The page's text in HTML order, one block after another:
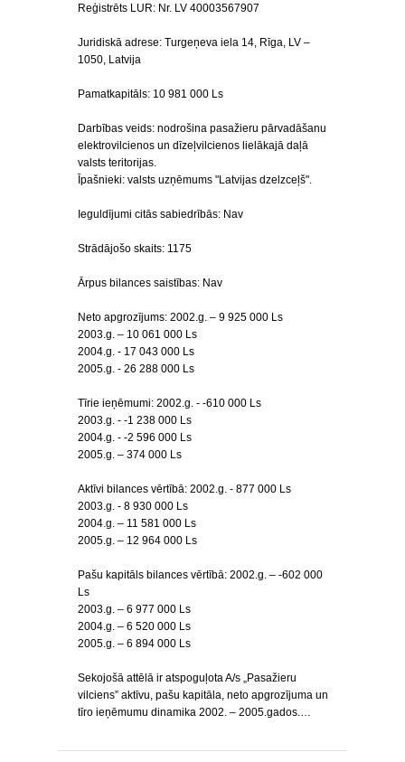
Reģistrēts LUR: Nr. LV 40003567907
Juridiskā adrese: Turgeņeva iela 14, Rīga, LV –
1050, Latvija
Pamatkapitāls: 10 981 000 Ls
Darbības veids: nodrošina pasažieru pārvadāšanu
elektrovilcienos un dīzeļvilcienos lielākajā daļā
valsts teritorijas.
Īpašnieki: valsts uzņēmums "Latvijas dzelzceļš".
Ieguldījumi citās sabiedrībās: Nav
Strādājošo skaits: 1175
Ārpus bilances saistības: Nav
Neto apgrozījums: 2002.g. – 9 925 000 Ls
2003.g. – 10 061 000 Ls
2004.g. - 17 043 000 Ls
2005.g. - 26 288 000 Ls
Tīrie ieņēmumi: 2002.g. - -610 000 Ls
2003.g. - -1 238 000 Ls
2004.g. - -2 596 000 Ls
2005.g. – 374 000 Ls
Aktīvi bilances vērtībā: 2002.g. - 877 000 Ls
2003.g. - 8 930 000 Ls
2004.g. – 11 581 000 Ls
2005.g. – 12 964 000 Ls
Pašu kapitāls bilances vērtībā: 2002.g. – -602 000
Ls
2003.g. – 6 977 000 Ls
2004.g. – 6 520 000 Ls
2005.g. – 6 894 000 Ls
Sekojošā attēlā ir atspoguļota A/s „Pasažieru
vilciens” aktīvu, pašu kapitāla, neto apgrozījuma un
tīro ieņēmumu dinamika 2002. – 2005.gados.…